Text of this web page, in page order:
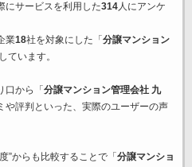
にサービスを利用した314人にアンケ
業18社を対象にした「 分譲マンション
ています。
口から「 分譲マンション管理会社 九
や評判といった、実際のユーザーの声
”からも比較することで「 分譲マンショ